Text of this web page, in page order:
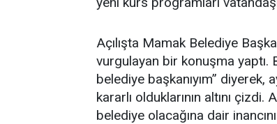
Açılışta Mamak Belediye
vurgulayan bir konuşma yaptı.
belediye başkanıyım”
kararlı olduklarının altını
belediye olacağına dair